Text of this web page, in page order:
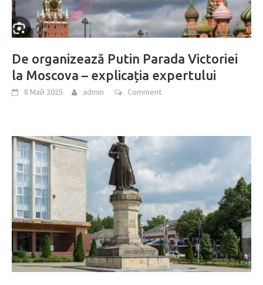
De organizează Putin Parada Victoriei
la Moscova – explicația expertului
8 Май 2025 admin Comment